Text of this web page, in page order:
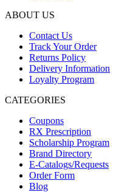
ABOUT US
Contact Us
Track Your Order
Returns Policy
Delivery Information
Loyalty Program
CATEGORIES
Coupons
RX Prescription
Scholarship Program
Brand Directory
E-Catalogs/Requests
Order Form
Blog